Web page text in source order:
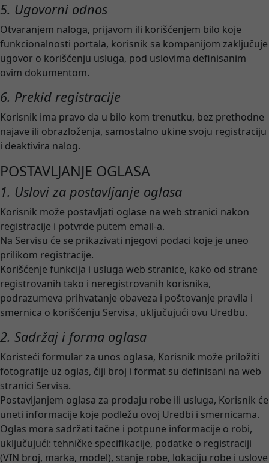
5. Ugovorni odnos
Otvaranjem naloga, prijavom ili korišćenjem bilo koje
funkcionalnosti portala, korisnik sa kompanijom zaključuje
ugovor o korišćenju usluga, pod uslovima definisanim
ovim dokumentom.
6. Prekid registracije
Korisnik ima pravo da u bilo kom trenutku, bez prethodne
najave ili obrazloženja, samostalno ukine svoju registraciju
i deaktivira nalog.
POSTAVLJANJE OGLASA
1. Uslovi za postavljanje oglasa
Korisnik može postavljati oglase na web stranici nakon
registracije i potvrde putem email-a.
Na Servisu će se prikazivati njegovi podaci koje je uneo
prilikom registracije.
Korišćenje funkcija i usluga web stranice, kako od strane
registrovanih tako i neregistrovanih korisnika,
podrazumeva prihvatanje obaveza i poštovanje pravila i
smernica o korišćenju Servisa, uključujući ovu Uredbu.
2. Sadržaj i forma oglasa
Koristeći formular za unos oglasa, Korisnik može priložiti
fotografije uz oglas, čiji broj i format su definisani na web
stranici Servisa.
Postavljanjem oglasa za prodaju robe ili usluga, Korisnik će
uneti informacije koje podležu ovoj Uredbi i smernicama.
Oglas mora sadržati tačne i potpune informacije o robi,
uključujući: tehničke specifikacije, podatke o registraciji
(VIN broj, marka, model), stanje robe, lokaciju robe i uslove